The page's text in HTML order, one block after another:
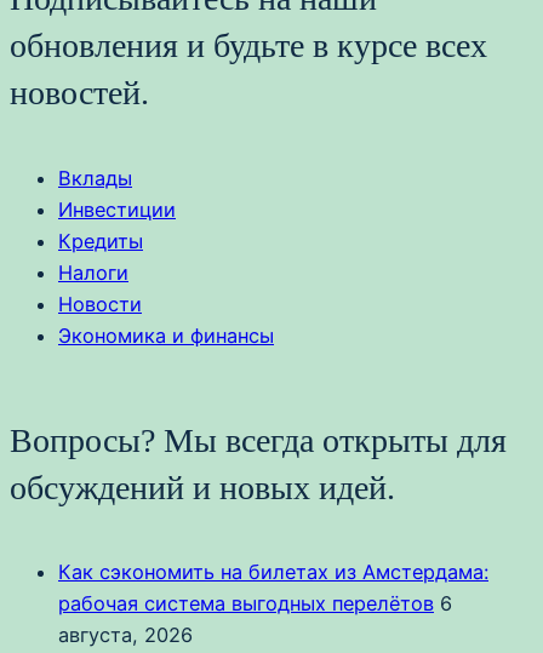
обновления и будьте в курсе всех
новостей.
Вклады
Инвестиции
Кредиты
Налоги
Новости
Экономика и финансы
Вопросы? Мы всегда открыты для
обсуждений и новых идей.
Как сэкономить на билетах из Амстердама:
рабочая система выгодных перелётов 6
августа, 2026